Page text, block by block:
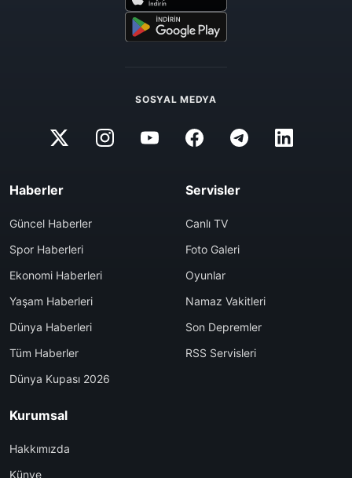
SOSYAL MEDYA
Haberler
Güncel Haberler
Spor Haberleri
Ekonomi Haberleri
Yaşam Haberleri
Dünya Haberleri
Tüm Haberler
Dünya Kupası 2026
Servisler
Canlı TV
Foto Galeri
Oyunlar
Namaz Vakitleri
Son Depremler
RSS Servisleri
Kurumsal
Hakkımızda
Künye